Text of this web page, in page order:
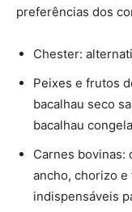
preferências dos
Chester:
Peixes e frutos
bacalhau seco
bacalhau
Carnes bovinas:
ancho, chorizo
indispensáveis